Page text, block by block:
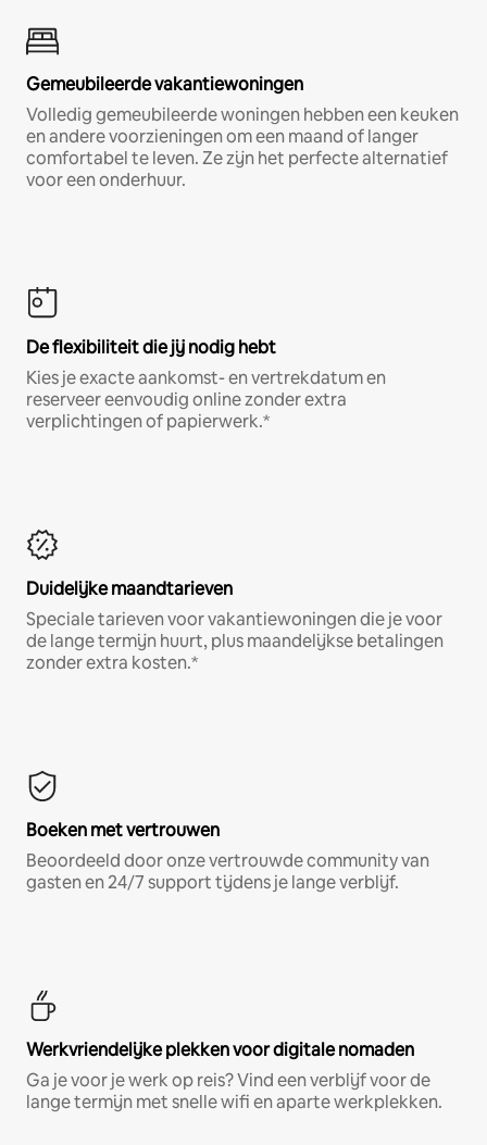
Gemeubileerde vakantiewoningen
Volledig gemeubileerde woningen hebben een keuken
en andere voorzieningen om een maand of langer
comfortabel te leven. Ze zijn het perfecte alternatief
voor een onderhuur.
De flexibiliteit die jij nodig hebt
Kies je exacte aankomst- en vertrekdatum en
reserveer eenvoudig online zonder extra
verplichtingen of papierwerk.*
Duidelijke maandtarieven
Speciale tarieven voor vakantiewoningen die je voor
de lange termijn huurt, plus maandelijkse betalingen
zonder extra kosten.*
Boeken met vertrouwen
Beoordeeld door onze vertrouwde community van
gasten en 24/7 support tijdens je lange verblijf.
Werkvriendelijke plekken voor digitale nomaden
Ga je voor je werk op reis? Vind een verblijf voor de
lange termijn met snelle wifi en aparte werkplekken.